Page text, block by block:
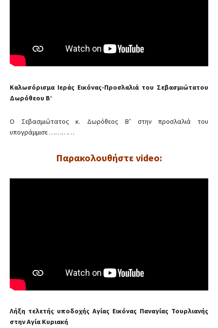
Καλωσόρισμα Ιεράς Εικόνας-Προσλαλιά του Σεβασμιώτατου
Δωρόθεου Β’
Ο Σεβασμιώτατος κ. Δωρόθεος Β’ στην προσλαλιά του
υπογράμμισε …………
Παρακολουθήστε video:
Λήξη τελετής υποδοχής Αγίας Εικόνας Παναγίας Τουρλιανής
στην Αγία Κυριακή